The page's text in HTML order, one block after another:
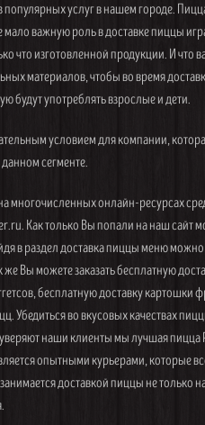
услуг в нашем городе.
мало важную роль в доставке пиццы
что изготовленной продукции. И что
материалов, чтобы во время
будут употреблять взрослые и дети.
условием для компании,
сегменте.
многочисленных онлайн-ресурсах
Как только Вы попали на наш сайт
в раздел доставка пиццы меню
Вы можете заказать бесплатную
бесплатную доставку картошки
во вкусовых качествах
наши клиенты мы лучшая пицца
опытными курьерами, которые
доставкой пиццы не